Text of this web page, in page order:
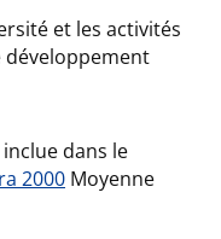
et les activités
développement
inclue dans le
2000 Moyenne